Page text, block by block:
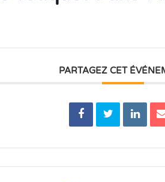
PARTAGEZ CET